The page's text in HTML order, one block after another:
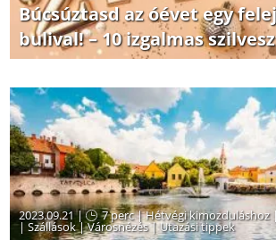
Búcsúztasd az óévet egy
bulival! – 10 izgalmas
2023.09.21 | 7 perc|Hétvégi kimozduláshoz
|Szállások|Városnézés|Utazási tippek